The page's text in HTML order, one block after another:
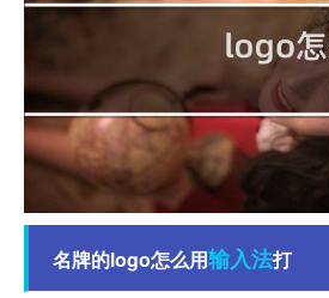
名牌的logo怎么用输入法打